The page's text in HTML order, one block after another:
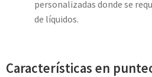
personalizadas donde se
de líquidos.
Características en